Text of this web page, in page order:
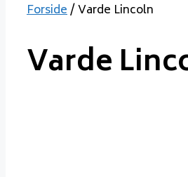
Forside/ Varde Lincoln
Varde